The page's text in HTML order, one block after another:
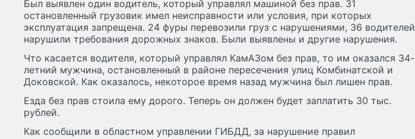
Был выявлен один водитель, который управлял машиной без прав. 31
остановленный грузовик имел неисправности или условия, при которых
эксплуатация запрещена. 24 фуры перевозили груз с нарушениями, 36 водителей
нарушили требования дорожных знаков. Были выявлены и другие нарушения.
Что касается водителя, который управлял КамАЗом без прав, то им оказался 34-
летний мужчина, остановленный в районе пересечения улиц Комбинатской и
Доковской. Как оказалось, некоторое время назад мужчина был лишен прав.
Езда без прав стоила ему дорого. Теперь он должен будет заплатить 30 тыс.
рублей.
Как сообщили в областном управлении ГИБДД, за нарушение правил